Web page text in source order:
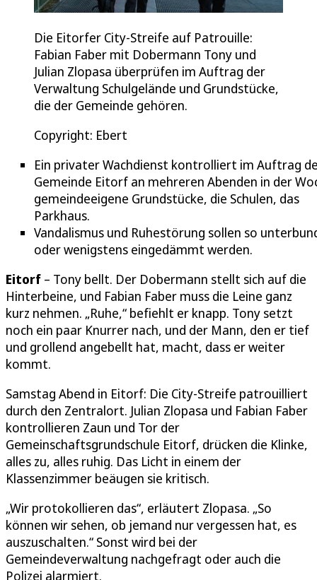
Die Eitorfer City-Streife auf Patrouille:
Fabian Faber mit Dobermann Tony und
Julian Zlopasa überprüfen im Auftrag der
Verwaltung Schulgelände und Grundstücke,
die der Gemeinde gehören.
Copyright: Ebert
Ein privater Wachdienst kontrolliert im Auftrag
Gemeinde Eitorf an mehreren Abenden in der
gemeindeeigene Grundstücke, die Schulen, das
Parkhaus.
Vandalismus und Ruhestörung sollen so
oder wenigstens eingedämmt werden.
Eitorf – Tony bellt. Der Dobermann stellt sich auf die
Hinterbeine, und Fabian Faber muss die Leine ganz
kurz nehmen. „Ruhe,“ befiehlt er knapp. Tony setzt
noch ein paar Knurrer nach, und der Mann, den er tief
und grollend angebellt hat, macht, dass er weiter
kommt.
Samstag Abend in Eitorf: Die City-Streife patrouilliert
durch den Zentralort. Julian Zlopasa und Fabian Faber
kontrollieren Zaun und Tor der
Gemeinschaftsgrundschule Eitorf, drücken die Klinke,
alles zu, alles ruhig. Das Licht in einem der
Klassenzimmer beäugen sie kritisch.
„Wir protokollieren das“, erläutert Zlopasa. „So
können wir sehen, ob jemand nur vergessen hat, es
auszuschalten.“ Sonst wird bei der
Gemeindeverwaltung nachgefragt oder auch die
Polizei alarmiert.